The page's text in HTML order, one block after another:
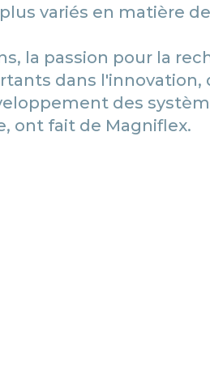
variés en matière
la passion pour la
dans l'innovation,
des
ont fait de Magniflex.